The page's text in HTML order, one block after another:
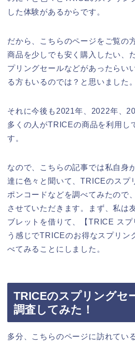
した体験があるからです。
だから、こちらのページをご覧の
商品を少しでも安く購入したい、
プリングセールなどがあったらい
る方もいるのでは？と思いました。
それに今後も2021年、2022年、
多くの人がTRICEの商品を利用し
す。
なので、こちらの記事では私自身
達に色々と聞いて、TRICEのスプ
ポンコードなどを調べてみたので
させていただきます。まず、私は
ブレットを借りて、【TRICE スプ
う感じでTRICEのお得なスプリン
べてみることにしました。
TRICEのスプリングセ
調査してみた！
多分、こちらのページに訪れてい